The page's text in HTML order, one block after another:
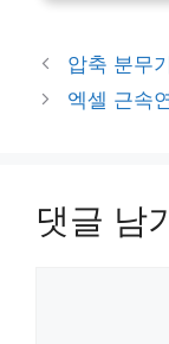
압축 분무
엑셀 근속
댓글 남